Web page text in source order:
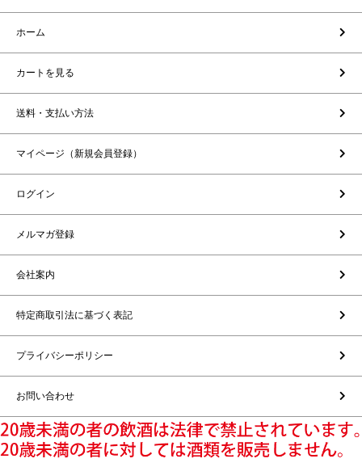
ホーム
カートを見る
送料・支払い方法
マイページ（新規会員登録）
ログイン
メルマガ登録
会社案内
特定商取引法に基づく表記
プライバシーポリシー
お問い合わせ